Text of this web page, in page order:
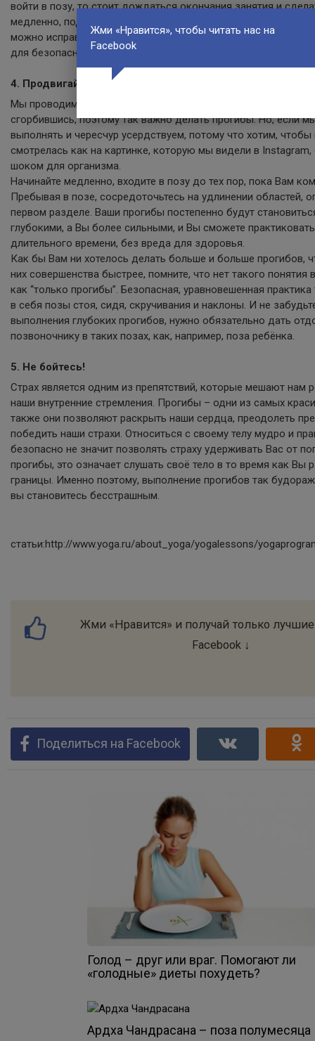
войти в позу, то стоит дождаться окончания занятия и
медленно, под руководством инструктора, который может
можно исправить и выровнять, или предложить Вам
для безопасной практики.
4. Продвигайтесь неторопясь и найдите баланс
Мы проводим большую часть времени нашей повседневной
сгорбившись, поэтому так важно делать прогибы. Но, если
выполнять и чересчур усердствуем, потому что хотим, чтобы
смотрелась как на картинке, которую мы видели в
шоком для организма.
Начинайте медленно, входите в позу до тех пор, пока Вам
Пребывая в позе, сосредоточьтесь на удлинении областей,
первом разделе. Ваши прогибы постепенно будут
глубокими, а Вы более сильными, и Вы сможете практиковать
длительного времени, без вреда для здоровья.
Как бы Вам ни хотелось делать больше и больше прогибов,
них совершенства быстрее, помните, что нет такого понятия
как “только прогибы”. Безопасная, уравновешенная
в себя позы стоя, сидя, скручивания и наклоны. И не
выполнения глубоких прогибов, нужно обязательно дать
позвоночнику в таких позах, как, например, поза ребёнка.
5. Не бойтесь!
Страх является одним из препятствий, которые мешают нам
наши внутренние стремления. Прогибы – одни из самых
также они позволяют раскрыть наши сердца, преодолеть
победить наши страхи. Относиться с своему телу мудро и
безопасно не значит позволять страху удерживать Вас от
прогибы, это означает слушать своё тело в то время как Вы
границы. Именно поэтому, выполнение прогибов так
вы становитесь бесстрашным.
статьи:http://www.yoga.ru/about_yoga/yogalessons/
Жми «Нравится» и получай только
Facebook ↓
Поделиться на Facebook
Голод – друг или враг. Помогают ли
«голодные» диеты похудеть?
Ардха Чандрасана – поза полумесяца
Жми «Нравится», чтобы читать нас на
Facebook